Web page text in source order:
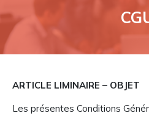
ARTICLE LIMINAIRE – OBJET
Les présentes Conditions